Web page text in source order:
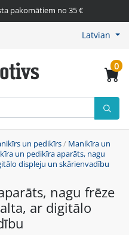
pakomātiem no 35 €
Latvian
0
un pedikīrs/ Manikīra un
un pedikīra aparāts, nagu
displeju un skārienvadību
nagu frēze
ar digitālo